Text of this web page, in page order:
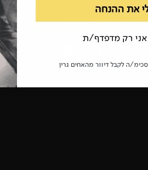
את ההנחה
אני רק מדפדף/ת
ה לקבל דיוור מהאחים גרין